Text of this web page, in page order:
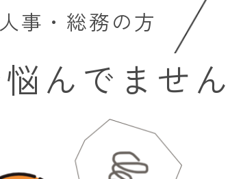
事・総務の方
んでませ